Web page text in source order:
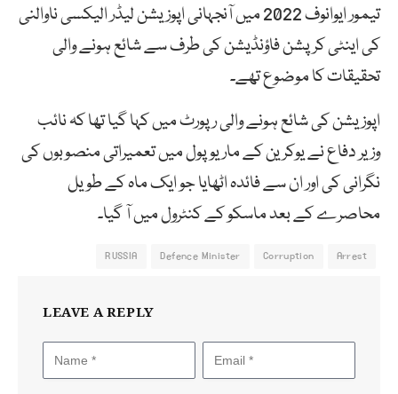
تیمور ایوانوف 2022 میں آنجہانی اپوزیشن لیڈر الیکسی ناوالنی
کی اینٹی کرپشن فاؤنڈیشن کی طرف سے شائع ہونے والی
تحقیقات کا موضوع تھے۔
اپوزیشن کی شائع ہونے والی رپورٹ میں کہا گیا تھا کہ نائب
وزیر دفاع نے یوکرین کے ماریوپول میں تعمیراتی منصوبوں کی
نگرانی کی اور ان سے فائدہ اٹھایا جو ایک ماہ کے طویل
محاصرے کے بعد ماسکو کے کنٹرول میں آ گیا۔
Arrest
Corruption
Defence Minister
RUSSIA
LEAVE A REPLY